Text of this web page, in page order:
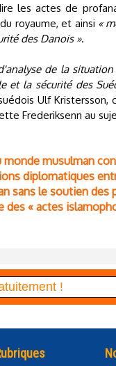
les actes de
royaume, et ainsi «
des Danois ».
de la
et la sécurité des
Ulf Kristersson,
Frederiksenn au
musulman
diplomatiques
sans le soutien des
des « actes